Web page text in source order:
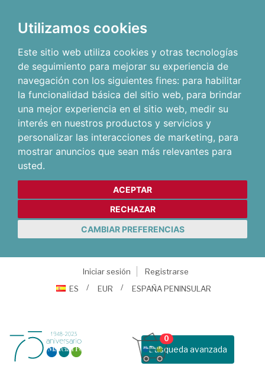
Utilizamos cookies
Este sitio web utiliza cookies y otras tecnologías
de seguimiento para mejorar su experiencia de
navegación con los siguientes fines: para habilitar
la funcionalidad básica del sitio web, para brindar
una mejor experiencia en el sitio web, medir su
interés en nuestros productos y servicios y
personalizar las interacciones de marketing, para
mostrar anuncios que sean más relevantes para
usted.
ACEPTAR
RECHAZAR
CAMBIAR PREFERENCIAS
Iniciar sesión
Registrarse
ES
EUR ESPAÑA PENINSULAR
Busqueda avanzada
0